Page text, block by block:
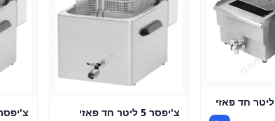
צ'יפסר 5 ליטר חד פאזי
צ'יפסר 5 ליטר חד